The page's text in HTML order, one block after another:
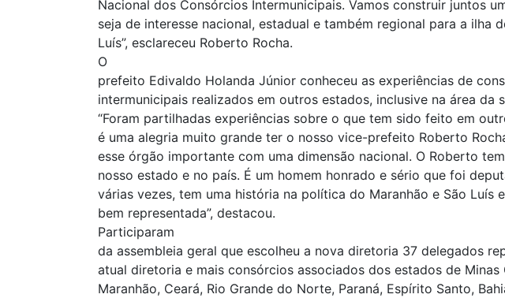
Nacional dos Consórcios Intermunicipais. Vamos construir juntos
seja de interesse nacional, estadual e também regional para a ilha
Luís”, esclareceu Roberto Rocha.
O
prefeito Edivaldo Holanda Júnior conheceu as experiências de
intermunicipais realizados em outros estados, inclusive na área da
“Foram partilhadas experiências sobre o que tem sido feito em
é uma alegria muito grande ter o nosso vice-prefeito Roberto
esse órgão importante com uma dimensão nacional. O Roberto
nosso estado e no país. É um homem honrado e sério que foi
várias vezes, tem uma história na política do Maranhão e São Luís
bem representada”, destacou.
Participaram
da assembleia geral que escolheu a nova diretoria 37 delegados
atual diretoria e mais consórcios associados dos estados de Minas
Maranhão, Ceará, Rio Grande do Norte, Paraná, Espírito Santo,